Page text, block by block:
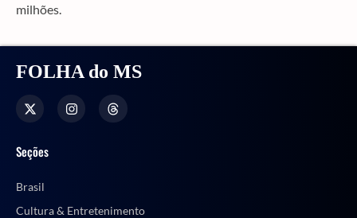
milhões.
FOLHA do MS
Seções
Brasil
Cultura & Entretenimento